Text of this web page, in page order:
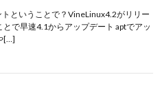
ということで？VineLinux4.2がリリー
とで早速4.1からアップデート aptでアッ
[…]